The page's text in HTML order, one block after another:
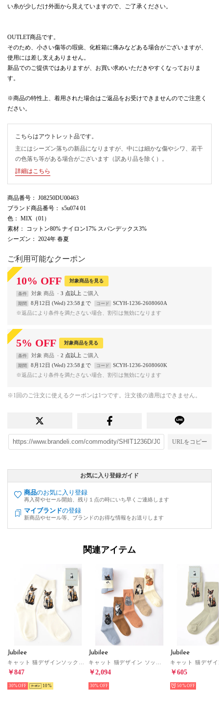
い糸が少しだけ外面から見えていますので、ご了承ください。
OUTLET商品です。
そのため、小さい傷等の瑕疵、化粧箱に痛みなどある場合がございますが、
使用には差し支えありません。
新品でのご提供ではありますが、お買い求めいただきやすくなっておりま
す。
※商品の特性上、着用された場合はご返品をお受けできませんのでご注意く
ださい。
こちらはアウトレット品です。
主にはシーズン落ちの新品になりますが、中には細かな傷やシワ、若干
の色落ち等がある場合がございます（訳あり品を除く）。
詳細はこちら
商品番号 ： J08250DU00463
ブランド商品番号 ： s5u074 01
色 ： MIX（01）
素材 ： コットン80% ナイロン17% スパンデックス3%
シーズン ： 2024年 春夏
ご利用可能なクーポン
10% OFF 対象商品を見る
条件 対象 商品 3 点以上
期間 8月12日 (Wed) 23:58まで コード
SCYH-1236-2608060A
※返品により条件を満たさない場合、割引は無効になります
5% OFF 対象商品を見る
条件 対象 商品 2 点以上
期間 8月12日 (Wed) 23:58まで コード
SCYH-1236-2608060K
※返品により条件を満たさない場合、割引は無効になります
※1回のご注文に使えるクーポンは1つです。注文後の適用はできません。
URLをコピー
お気に入り登録ガイド
商品のお気に入り登録
再入荷やセール開始、残り１点の時にいち早くご連絡します
マイブランドの登録
新商品やセール等、ブランドのお得な情報をお送りします
関連アイテム
Jubilee
￥847
30% 10
Jubilee
￥2,094
30%
Jubilee
￥605
50%